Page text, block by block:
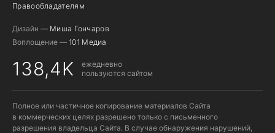
Правообладателям
Дизайн — Миша Гончаров
Воплощение — 101 Медиа
138,4K
ежедневно
пользуются сайтом
Полное или частичное копирование материалов Сайта
в коммерческих целях разрешено только с письменного
разрешения владельца Сайта. В случае обнаружения нарушений,